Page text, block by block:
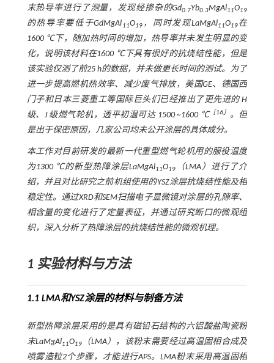
末热导率进行了测量，发现经掺杂的Gd0.7Yb0.3MgAl11O19
的热导率要低于GdMgAl11O19，同时发现LaMgAl11O19在
1600 ℃下，随加热时间的增加，热导率并未发生明显的变
化，说明该材料在1600 ℃下具有很好的抗烧结性能，但是
该实验仅测了前25 h的数据，并未做更长时间的测试。为了
进一步提高燃机热效率、减少废气排放，美国GE、德国西
门子和日本三菱重工等国际巨头们已经推出了更先进的 H
级、J 级燃气轮机，透平初温可达 1500 ~1600 ℃［16］
。但
是出于保密原因，几家公司均未公开涂层的具体成分。
本工作对目前研发的最新一代重型燃气轮机用的服役温度
为1300 ℃的新型热障涂层LaMgAl11O19
（LMA）进行了介
绍，并且对比研究之前机组使用的YSZ涂层抗烧结性能及相
稳定性。通过XRD和SEM扫描电子显微镜对涂层的孔隙率、
相含量的变化进行了定量表征，并通过研究断口的微观组
织，深入分析了热障涂层的抗烧结性能的微观机理。
1 实验材料与方法
1.1 LMA和YSZ涂层的材料与制备方法
新型热障涂层采用的是具有磁铅石结构的六铝酸盐陶瓷粉
末LaMgAl11O19（LMA），该粉末需要经过高温固相合成及
喷雾造粒2个步骤，才能进行APS。LMA粉末采用高温固相